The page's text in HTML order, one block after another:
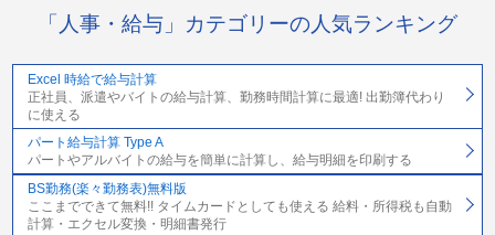
「人事・給与」カテゴリーの人気ランキング
Excel 時給で給与計算
正社員、派遣やバイトの給与計算、勤務時間計算に最適! 出勤簿代わり
に使える
パート給与計算 Type A
パートやアルバイトの給与を簡単に計算し、給与明細を印刷する
BS勤務(楽々勤務表)無料版
ここまでできて無料!! タイムカードとしても使える 給料・所得税も自動
計算・エクセル変換・明細書発行